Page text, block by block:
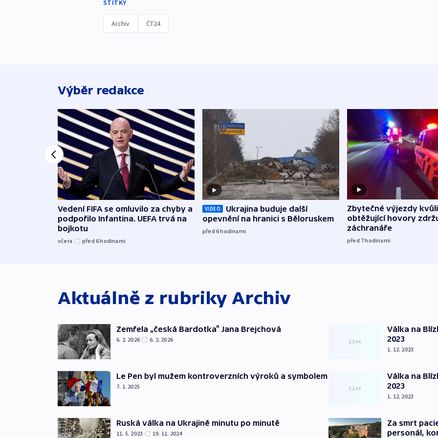
ŠTÍTKY
Archiv ČT24
Výběr redakce
Vedení FIFA se omluvilo za chyby a
podpořilo Infantina. UEFA trvá na
bojkotu
včera před 6hodinami
VIDEO
Ukrajina buduje další
opevnění na hranici s Běloruskem
před 6hodinami
Zbytečné výjezdy kvůli
obtěžující hovory
záchranáře
před 7hodinami
Aktuálně z rubriky Archiv
Zemřela „česká Bardotka“ Jana Brejchová
6. 2. 2026 6. 2. 2026
Le Pen byl mužem kontroverzních výroků a symbolem
7. 1. 2025
Ruská válka na Ukrajině minutu po minutě
11. 5. 2023 19. 11. 2024
Válka na
2023
1. 12. 2023
Válka na
2023
1. 12. 2023
Za smrt
personál,